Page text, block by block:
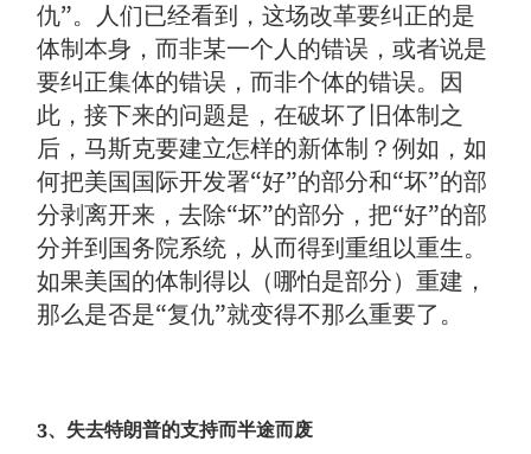
仇”。人们已经看到，这场改革要纠正的是
体制本身，而非某一个人的错误，或者说是
要纠正集体的错误，而非个体的错误。因
此，接下来的问题是，在破坏了旧体制之
后，马斯克要建立怎样的新体制？例如，如
何把美国国际开发署“好”的部分和“坏”的部
分剥离开来，去除“坏”的部分，把“好”的部
分并到国务院系统，从而得到重组以重生。
如果美国的体制得以（哪怕是部分）重建，
那么是否是“复仇”就变得不那么重要了。
3、失去特朗普的支持而半途而废